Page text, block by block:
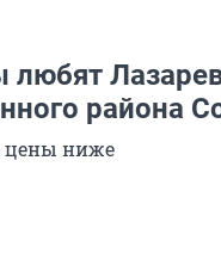
любят
района
цены ниже